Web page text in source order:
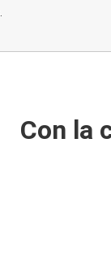
Con la